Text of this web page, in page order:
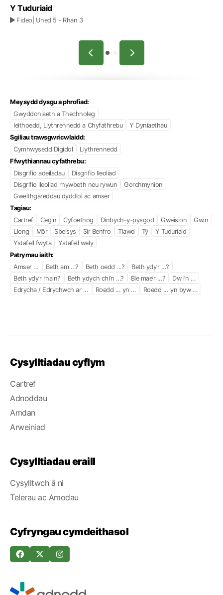
Y Tuduriaid
Fideo | Uned 5 - Rhan 3
Meysydd dysgu a phrofiad:
Gwyddoniaeth a Thechnoleg
Ieithoedd, Llythrennedd a Chyfathrebu
Y Dyniaethau
Sgiliau trawsgwricwlaidd:
Cymhwysedd Digidol
Llythrennedd
Ffwythiannau cyfathrebu:
Disgrifio adeiladau
Disgrifio lleoliad
Disgrifio lleoliad rhywbeth neu rywun
Gorchmynion
Gweithgareddau dyddiol ac amser
Tagiau:
Cartref
Cegin Cyfoethog Dinbych-y-pysgod Gweision
Gwin
Llong
Môr Sbeisys Sir Benfro Tlawd Tŷ
Y Tuduriaid
Ystafell fwyta
Ystafell wely
Patrymau iaith:
Amser ...
Beth am ...? Beth oedd ...?
Beth ydy’r ...?
Beth ydy’r rhain?
Beth ydych chi’n ...? Ble mae’r ...?
Dw i’n ...
Edrycha / Edrychwch ar ...
Roedd ... yn ... Roedd ... yn byw ...
Cysylltiadau cyflym
Cartref
Adnoddau
Amdan
Arweiniad
Cysylltiadau eraill
Cysylltwch â ni
Telerau ac Amodau
Cyfryngau cymdeithasol